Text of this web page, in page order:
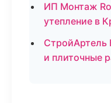
ИП Монтаж
утепление в
СтройАртель
и плиточные